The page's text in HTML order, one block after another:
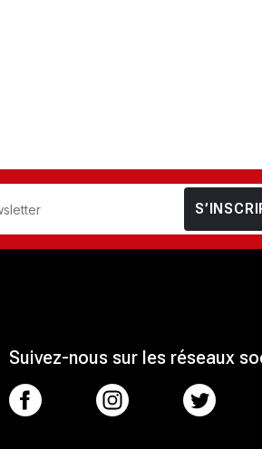
Suivez-nous sur les réseaux